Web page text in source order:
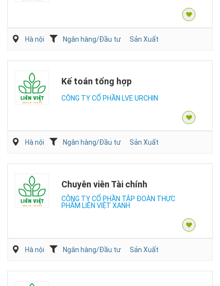
Hà nội Ngân hàng/Đầu tư Sản Xuất
Kế toán tổng hợp
CÔNG TY CỔ PHẦN LVE URCHIN
Hà nội Ngân hàng/Đầu tư Sản Xuất
Chuyên viên Tài chính
CÔNG TY CỔ PHẦN TẬP ĐOÀN THỰC
PHẨM LIÊN VIỆT XANH
Hà nội Ngân hàng/Đầu tư Sản Xuất